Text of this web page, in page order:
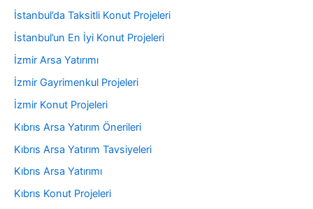
İstanbul’da Taksitli Konut Projeleri
İstanbul’un En İyi Konut Projeleri
İzmir Arsa Yatırımı
İzmir Gayrimenkul Projeleri
İzmir Konut Projeleri
Kıbrıs Arsa Yatırım Önerileri
Kıbrıs Arsa Yatırım Tavsiyeleri
Kıbrıs Arsa Yatırımı
Kıbrıs Konut Projeleri